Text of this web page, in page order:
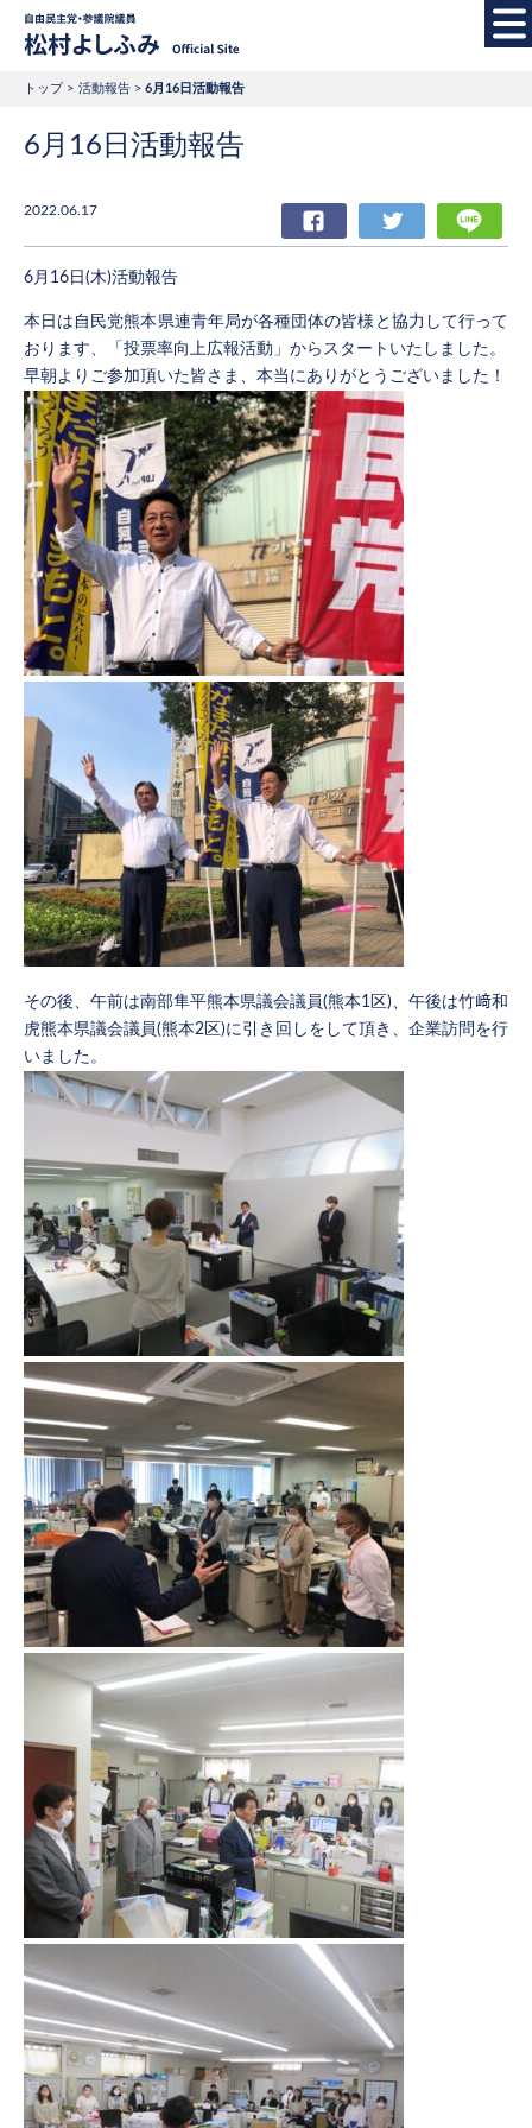
自由民主党・参議
トップ 活動報告 6月16日活動報告
6月16日活動報告
2022.06.17 Facebook Twitter
6月16日(木)活動報告
本日は自民党熊本県連青年局が各種団体の皆様と協力して行って
おります、「投票率向上広報活動」からスタートいたしました。
早朝よりご参加頂いた皆さま、本当にありがとうございました！
その後、午前は南部隼平熊本県議会議員(熊本1区)、午後は竹﨑和
虎熊本県議会議員(熊本2区)に引き回しをして頂き、企業訪問を行
いました。